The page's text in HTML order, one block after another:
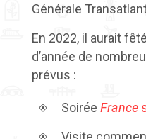
Générale
En 2022, il aurait
d’année de
prévus :
Soirée France